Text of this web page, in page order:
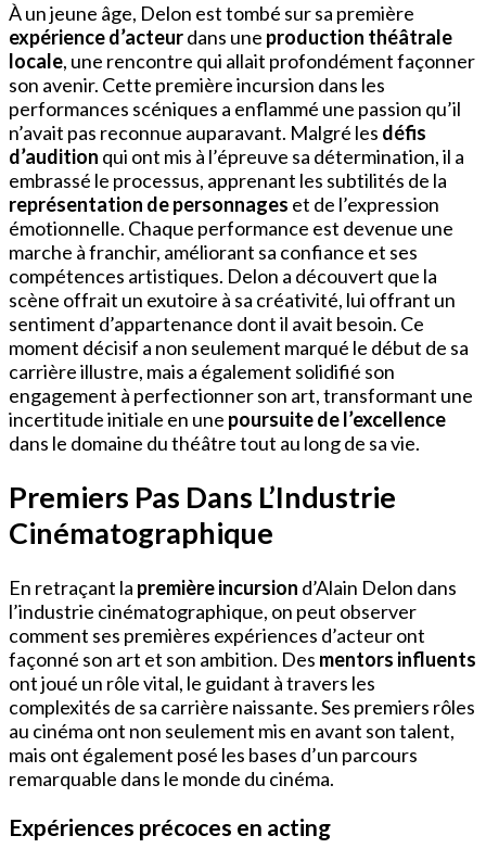
À un jeune âge, Delon est tombé sur sa première
expérience d’acteurdans une production théâtrale
locale, une rencontre qui allait profondément façonner
son avenir. Cette première incursion dans les
performances scéniques a enflammé une passion qu’il
n’avait pas reconnue auparavant. Malgré les défis
d’audition qui ont mis à l’épreuve sa détermination, il a
embrassé le processus, apprenant les subtilités de la
représentation de personnages et de l’expression
émotionnelle. Chaque performance est devenue une
marche à franchir, améliorant sa confiance et ses
compétences artistiques. Delon a découvert que la
scène offrait un exutoire à sa créativité, lui offrant un
sentiment d’appartenance dont il avait besoin. Ce
moment décisif a non seulement marqué le début de sa
carrière illustre, mais a également solidifié son
engagement à perfectionner son art, transformant une
incertitude initiale en une poursuite de l’excellence
dans le domaine du théâtre tout au long de sa vie.
Premiers Pas Dans L’Industrie
Cinématographique
En retraçant la première incursion d’Alain Delon dans
l’industrie cinématographique, on peut observer
comment ses premières expériences d’acteur ont
façonné son art et son ambition. Des mentors influents
ont joué un rôle vital, le guidant à travers les
complexités de sa carrière naissante. Ses premiers rôles
au cinéma ont non seulement mis en avant son talent,
mais ont également posé les bases d’un parcours
remarquable dans le monde du cinéma.
Expériences précoces en acting